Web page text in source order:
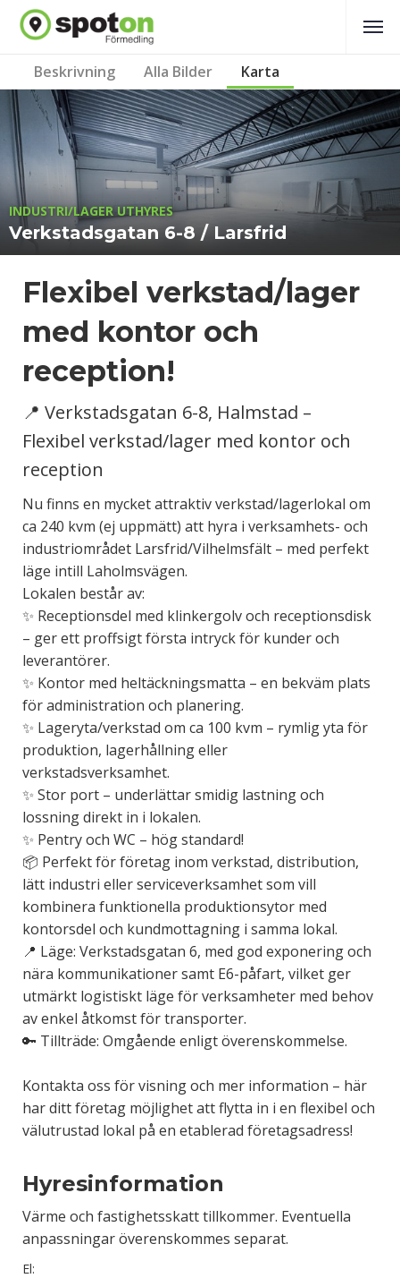
Beskrivning Alla Bilder Karta
INDUSTRI/LAGER UTHYRES
Verkstadsgatan 6-8 / Larsfrid
Flexibel verkstad/lager
med kontor och
reception!
📍 Verkstadsgatan 6-8, Halmstad –
Flexibel verkstad/lager med kontor och
reception
Nu finns en mycket attraktiv verkstad/lagerlokal om
ca 240 kvm (ej uppmätt) att hyra i verksamhets- och
industriområdet Larsfrid/Vilhelmsfält – med perfekt
läge intill Laholmsvägen.
Lokalen består av:
✨ Receptionsdel med klinkergolv och receptionsdisk
– ger ett proffsigt första intryck för kunder och
leverantörer.
✨ Kontor med heltäckningsmatta – en bekväm plats
för administration och planering.
✨ Lageryta/verkstad om ca 100 kvm – rymlig yta för
produktion, lagerhållning eller
verkstadsverksamhet.
✨ Stor port – underlättar smidig lastning och
lossning direkt in i lokalen.
✨ Pentry och WC – hög standard!
📦 Perfekt för företag inom verkstad, distribution,
lätt industri eller serviceverksamhet som vill
kombinera funktionella produktionsytor med
kontorsdel och kundmottagning i samma lokal.
📍 Läge: Verkstadsgatan 6, med god exponering och
nära kommunikationer samt E6-påfart, vilket ger
utmärkt logistiskt läge för verksamheter med behov
av enkel åtkomst för transporter.
🔑 Tillträde: Omgående enligt överenskommelse.
Kontakta oss för visning och mer information – här
har ditt företag möjlighet att flytta in i en flexibel och
välutrustad lokal på en etablerad företagsadress!
Hyresinformation
Värme och fastighetsskatt tillkommer. Eventuella
anpassningar överenskommes separat.
El: